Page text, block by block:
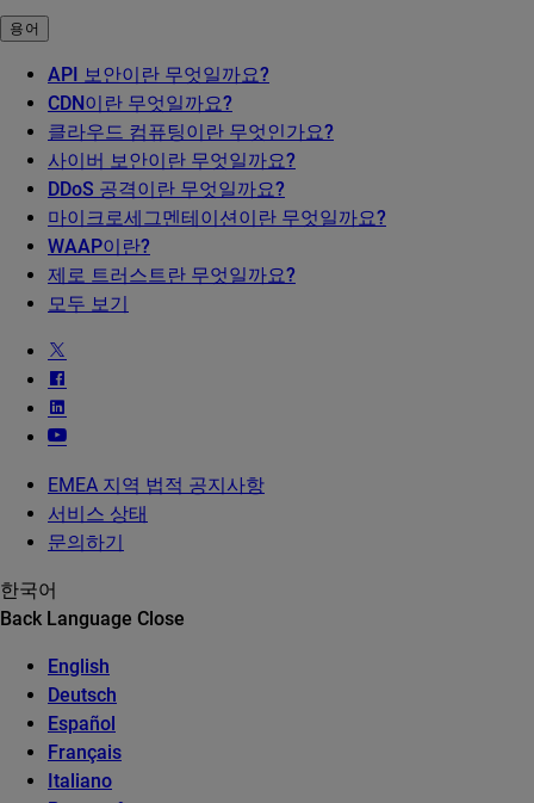
용어
API 보안이란 무엇일까요?
CDN이란 무엇일까요?
클라우드 컴퓨팅이란 무엇인가요?
사이버 보안이란 무엇일까요?
DDoS 공격이란 무엇일까요?
마이크로세그멘테이션이란 무엇일까요?
WAAP이란?
제로 트러스트란 무엇일까요?
모두 보기
EMEA 지역 법적 공지사항
서비스 상태
문의하기
한국어
Back Language Close
English
Deutsch
Español
Français
Italiano